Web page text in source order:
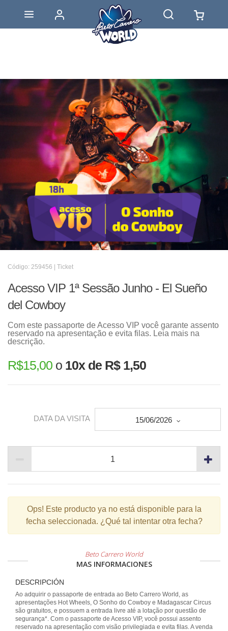
Código: 259456 | Ticket
Acesso VIP 1ª Sessão Junho - El Sueño
del Cowboy
Com este passaporte de Acesso VIP você garante assento
reservado na apresentação e evita filas. Leia mais na
descrição.
R$15,00 o 10x de R$ 1,50
DATA DA VISITA 15/06/2026
Ops! Este producto ya no está disponible para la
fecha seleccionada. ¿Qué tal intentar otra fecha?
Beto Carrero World
MAS INFORMACIONES
DESCRIPCIÓN
Ao adquirir o passaporte de entrada ao Beto Carrero World, as
apresentações Hot Wheels, O Sonho do Cowboy e Madagascar Circus
são gratuitos, e possuem a entrada livre até a lotação por questão de
segurança*. Com o passaporte de Acesso VIP, você possui assento
reservado na apresentação com visão privilegiada e evita filas. A venda